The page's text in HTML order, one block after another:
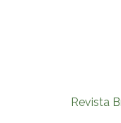
Revista